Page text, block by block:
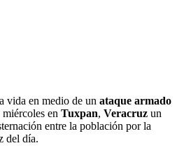
vida en medio de un ataque armado
en Tuxpan, Veracruz un
entre la población por la
del día.